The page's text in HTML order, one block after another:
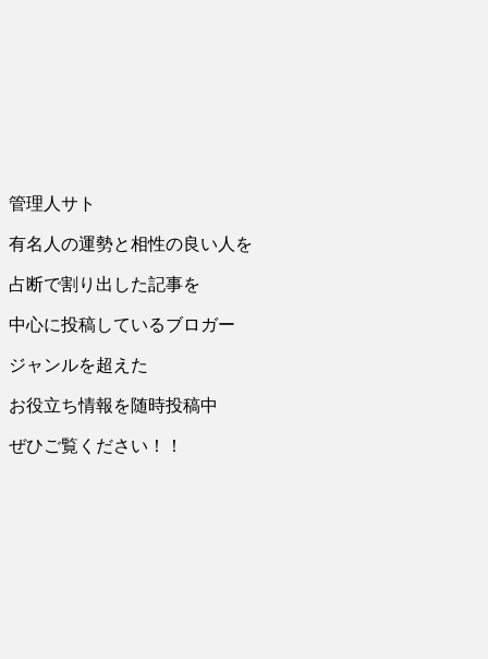
管理人サト
有名人の運勢と相性の良い人を
占断で割り出した記事を
中心に投稿しているブロガー
ジャンルを超えた
お役立ち情報を随時投稿中
ぜひご覧ください！！